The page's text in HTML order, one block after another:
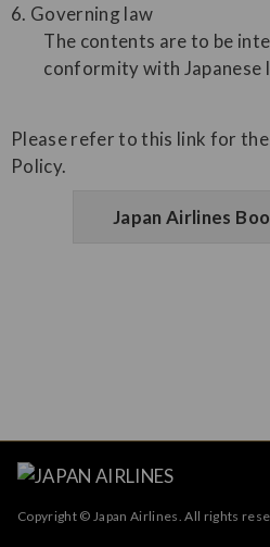
6. Governing law
The contents are to be
conformity with Japanese
Please refer to this link for
Policy.
Japan Airlines
Copyright © Japan Airlines. All rights